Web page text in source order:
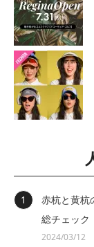
赤杭と黄杭
総チェック
2024/03/12